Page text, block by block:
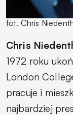
fot. Chris
Chris
1972 roku
London
pracuje i
najbardziej